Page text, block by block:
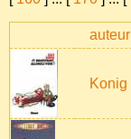
auteur
Konig